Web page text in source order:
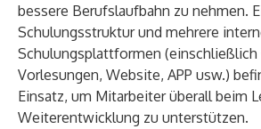
bessere Berufslaufbahn zu nehmen.
Schulungsstruktur und mehrere
Schulungsplattformen
Vorlesungen, Website, APP usw.)
Einsatz, um Mitarbeiter überall beim
Weiterentwicklung zu unterstützen.